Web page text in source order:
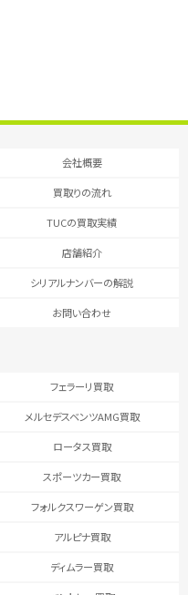
会社概要
買取りの流れ
TUCの買取実績
店舗紹介
シリアルナンバーの解説
お問い合わせ
フェラーリ買取
メルセデスベンツAMG買取
ロータス買取
スポーツカー買取
フォルクスワーゲン買取
アルピナ買取
ディムラー買取